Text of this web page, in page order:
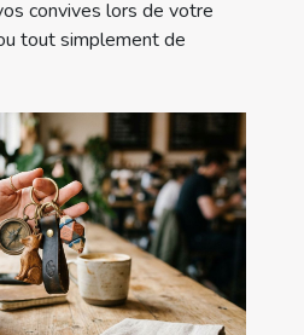
convives lors de votre
tout simplement de